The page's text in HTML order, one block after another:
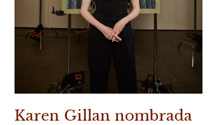
Karen Gillan nombrada